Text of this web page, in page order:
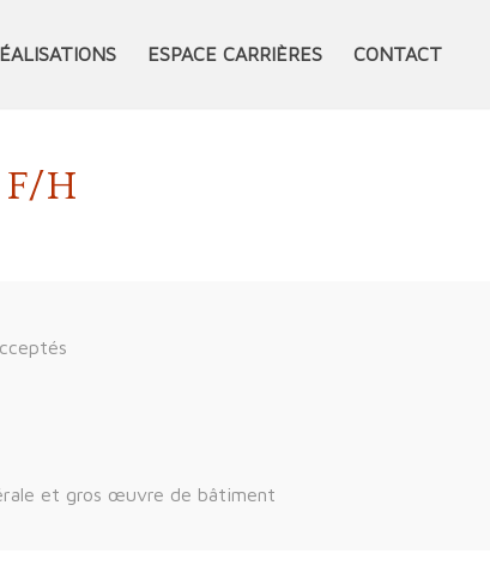
ESPACE CARRIÈRES CONTACT
F/H
et gros œuvre de bâtiment